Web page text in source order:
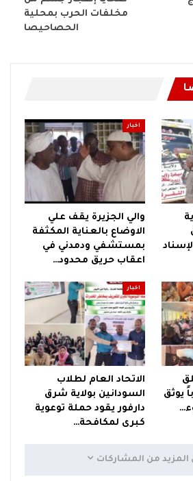
مخلفات الحرب بمحلية
الحصاحيصا
اخبار
والي الجزيرة يقف علي
الاوضاع بالعناية المكثفة
بمستشفي ودمدني في
اعقاب حريق محدود…
يوثق
اخبار
الاتحاد العام لطلاب
السودانين بولاية شرق
دارفور يقود حملة توعوية
كبرى لمكافحة…
المزيد من المشاركات